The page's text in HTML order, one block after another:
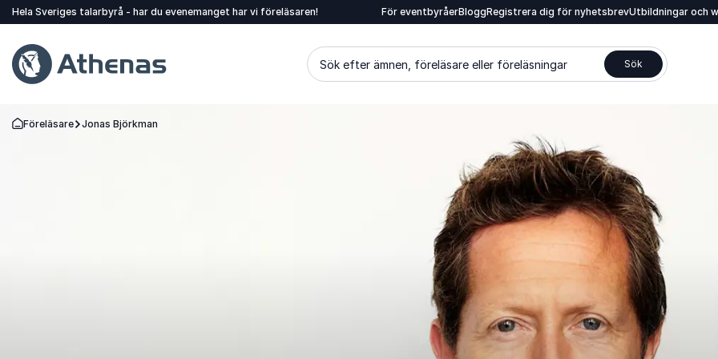
Hela Sveriges talarbyrå - har du evenemanget har vi föreläsaren! För eventbyråerBloggRegistrera dig för nyhetsbrevUtbildningar och
Sök efter ämnen, föreläsare eller föreläsningar Sök
Gå tillbaka till startsidan
Föreläsare Jonas Björkman